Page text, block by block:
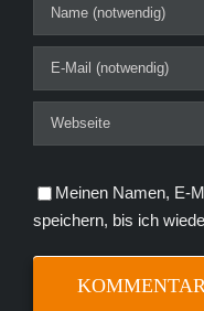
Meinen Namen, E-
speichern, bis ich